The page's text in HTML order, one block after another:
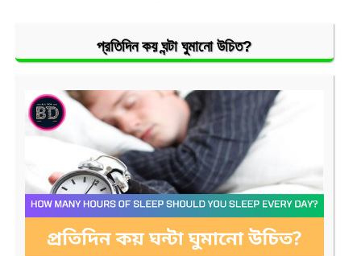
প্রতিদিন কয় ঘন্টা ঘুমানো উচিত?